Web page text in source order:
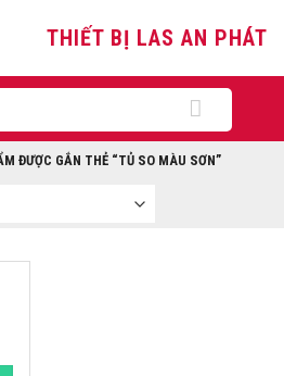
THIẾT BỊ LAS AN PHÁT
ĐƯỢC GẮN THẺ “TỦ SO MÀU SƠN”